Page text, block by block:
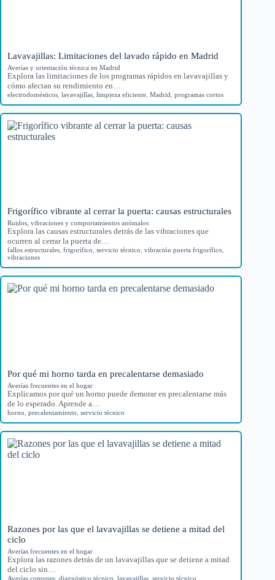
Lavavajillas: Limitaciones del lavado rápido en Madrid
Averías y orientación técnica en Madrid
Explora las limitaciones de los programas rápidos en lavavajillas y
cómo afectan su rendimiento en…
electrodomésticos lavavajillas limpieza eficiente Madrid programas cortos
Frigorífico vibrante al cerrar la puerta: causas estructurales
Ruidos, vibraciones y comportamientos anómalos
Explora las causas estructurales detrás de las vibraciones que
ocurren al cerrar la puerta de…
fallos estructurales frigorífico servicio técnico vibración puerta frigorífico
vibraciones
Por qué mi horno tarda en precalentarse demasiado
Averías frecuentes en el hogar
Explicamos por qué un horno puede demorar en precalentarse más
de lo esperado. Aprende a…
horno precalentamiento servicio técnico
Razones por las que el lavavajillas se detiene a mitad del
ciclo
Averías frecuentes en el hogar
Explora las razones detrás de un lavavajillas que se detiene a mitad
del ciclo sin…
Averías comunes diagnóstico técnico lavavajillas servicio técnico